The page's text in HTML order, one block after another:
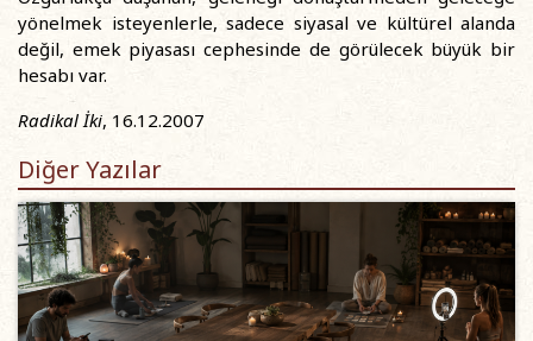
yönelmek isteyenlerle, sadece siyasal ve kültürel alanda
değil, emek piyasası cephesinde de görülecek büyük bir
hesabı var.
Radikal İki, 16.12.2007
Diğer Yazılar